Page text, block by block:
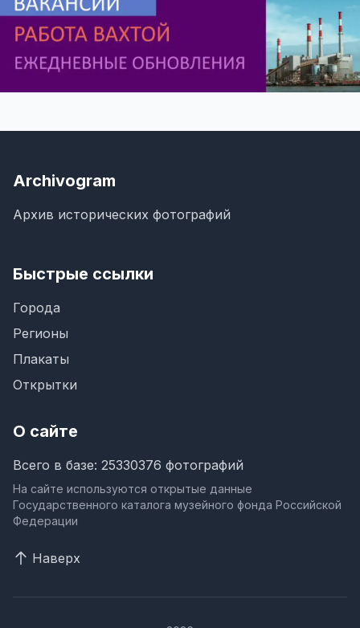
Archivogram
Архив исторических фотографий
Быстрые ссылки
Города
Регионы
Плакаты
Открытки
О сайте
Всего в базе: 25330376 фотографий
На сайте используются открытые данные
Государственного каталога музейного фонда Российской
Федерации
Наверх